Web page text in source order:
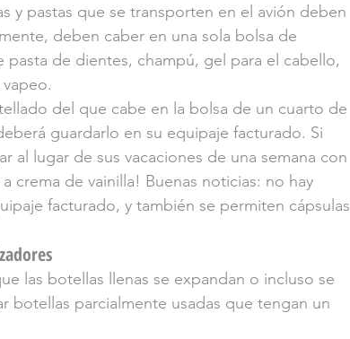
y pastas que se transporten en el avión deben
deben caber en una sola bolsa de
de dientes, champú, gel para el cabello,
del que cabe en la bolsa de un cuarto de
guardarlo en su equipaje facturado. Si
al lugar de sus vacaciones de una semana con
crema de vainilla! Buenas noticias: no hay
facturado, y también se permiten cápsulas
las botellas llenas se expandan o incluso se
botellas parcialmente usadas que tengan un